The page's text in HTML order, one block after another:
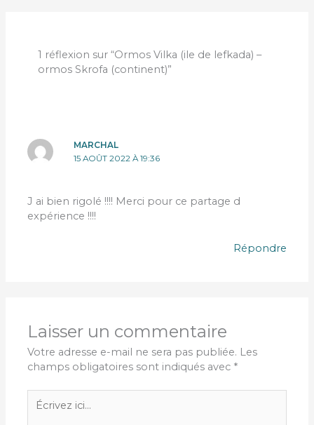
1 réflexion sur “Ormos Vilka (ile de lefkada) –
ormos Skrofa (continent)”
MARCHAL
15 AOÛT 2022 À 19:36
J ai bien rigolé !!!! Merci pour ce partage d
expérience !!!!
Répondre
Laisser un commentaire
Votre adresse e-mail ne sera pas publiée. Les
champs obligatoires sont indiqués avec *
Écrivez
ici…